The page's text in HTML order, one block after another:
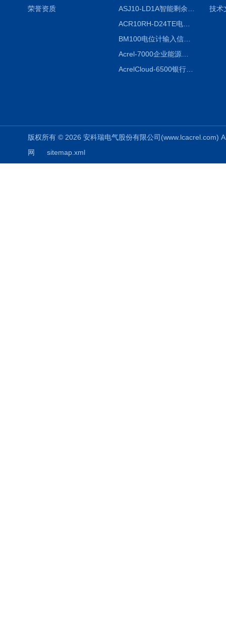
荣誉资质
ASJ10-LD1A智能剩余电流继电器厂家
ACR10RH-D24TE电力仪表外置开口式互感器
BM100电位计输入信号隔离器
Acrel-7000企业能源管控平台
AcrelCloud-6500银行业安全用电能耗云平台
技术
版权所有 © 2026 安科瑞电气股份有限公司
网
sitemap.xml